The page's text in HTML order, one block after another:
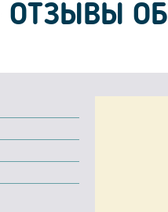
ОТЗЫВЫ ОБ